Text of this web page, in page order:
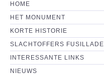
HOME
HET MONUMENT
KORTE HISTORIE
SLACHTOFFERS FUSILLADE
INTERESSANTE LINKS
NIEUWS